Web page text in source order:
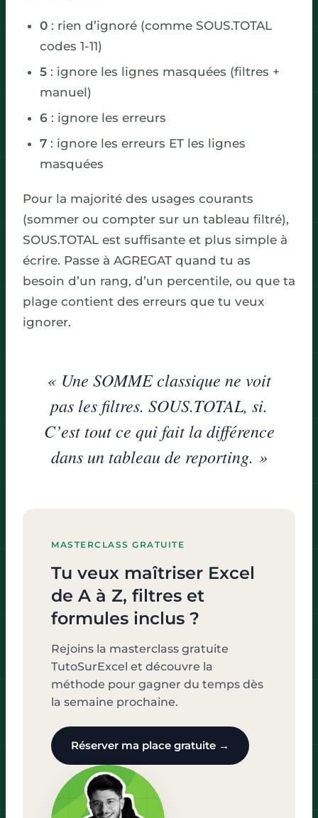
0: rien d’ignoré (comme SOUS.TOTAL
codes 1-11)
5: ignore les lignes masquées (filtres +
manuel)
6: ignore les erreurs
7: ignore les erreurs ET les lignes
masquées
Pour la majorité des usages courants
(sommer ou compter sur un tableau filtré),
SOUS.TOTAL est suffisante et plus simple à
écrire. Passe à AGREGAT quand tu as
besoin d’un rang, d’un percentile, ou que ta
plage contient des erreurs que tu veux
ignorer.
« Une SOMME classique ne voit
pas les filtres. SOUS.TOTAL, si.
C’est tout ce qui fait la différence
dans un tableau de reporting. »
MASTERCLASS GRATUITE
Tu veux maîtriser Excel
de A à Z, filtres et
formules inclus ?
Rejoins la masterclass gratuite
TutoSurExcel et découvre la
méthode pour gagner du temps dès
la semaine prochaine.
Réserver ma place gratuite →